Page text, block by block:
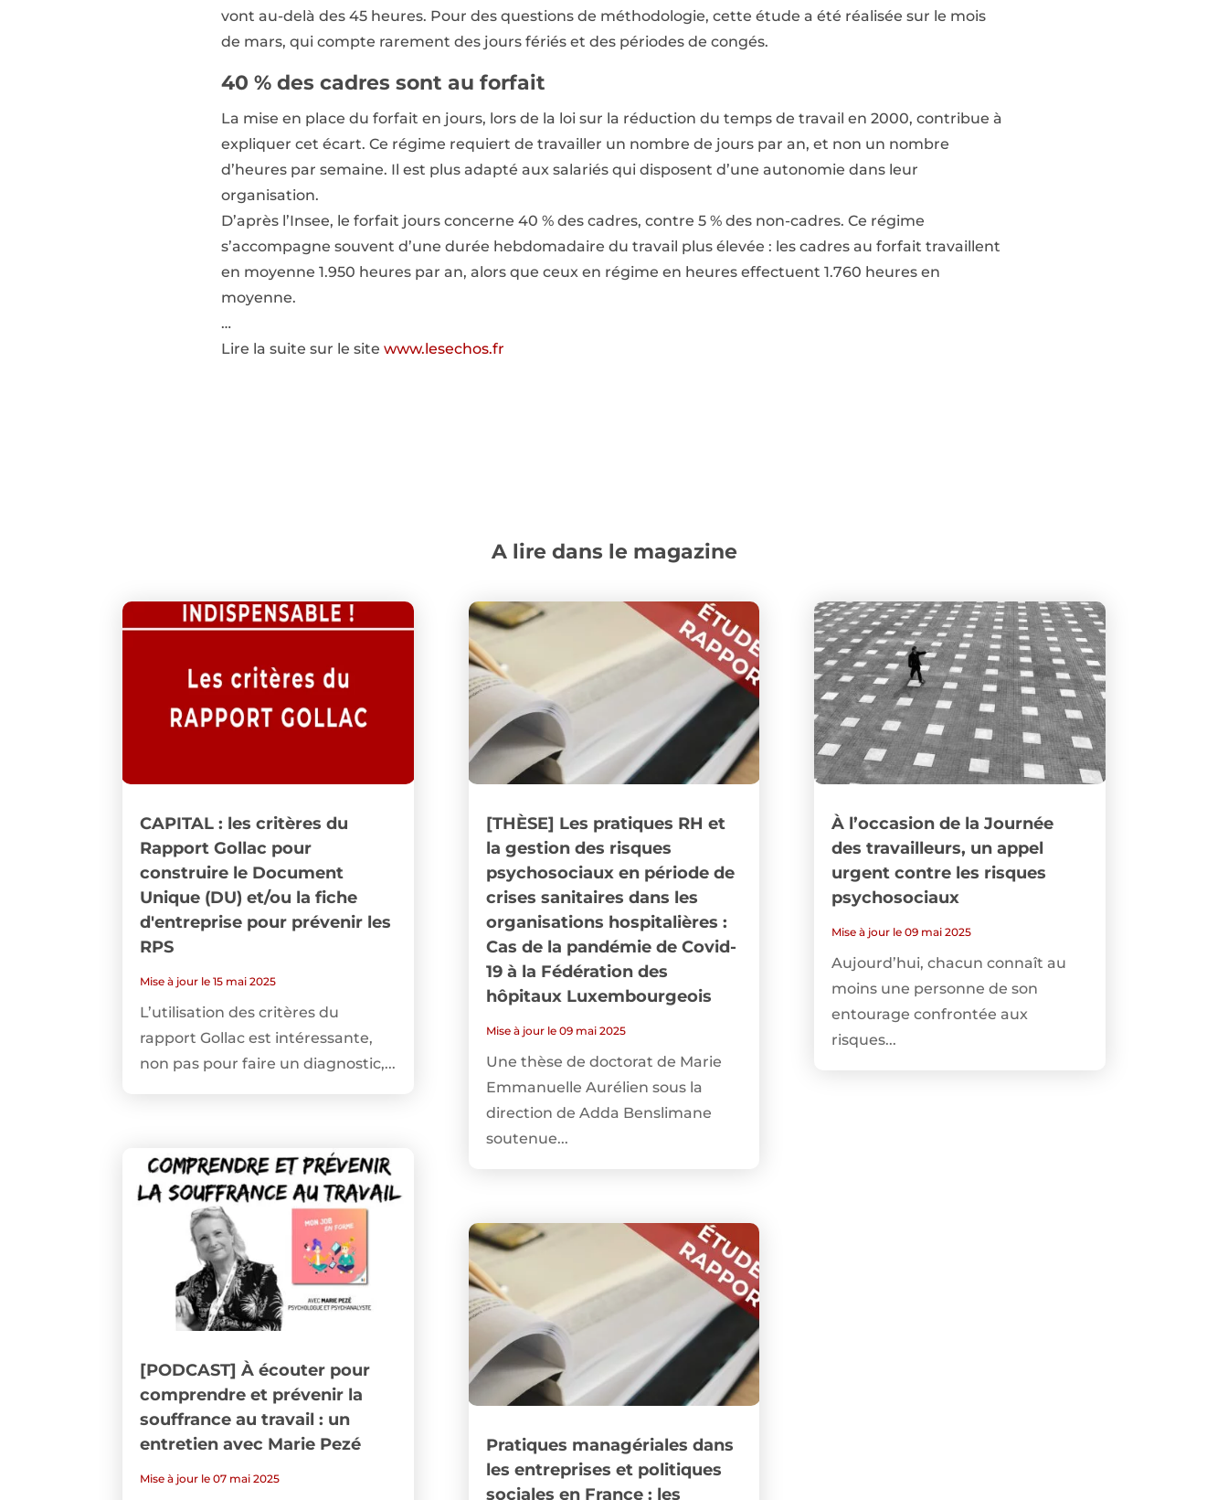
vont au-delà des 45 heures. Pour des questions de méthodologie, cette étude a été réalisée sur le mois
de mars, qui compte rarement des jours fériés et des périodes de congés.
40 % des cadres sont au forfait
La mise en place du forfait en jours, lors de la loi sur la réduction du temps de travail en 2000, contribue à
expliquer cet écart. Ce régime requiert de travailler un nombre de jours par an, et non un nombre
d’heures par semaine. Il est plus adapté aux salariés qui disposent d’une autonomie dans leur
organisation.
D’après l’Insee, le forfait jours concerne 40 % des cadres, contre 5 % des non-cadres. Ce régime
s’accompagne souvent d’une durée hebdomadaire du travail plus élevée : les cadres au forfait travaillent
en moyenne 1.950 heures par an, alors que ceux en régime en heures effectuent 1.760 heures en
moyenne.
…
Lire la suite sur le site www.lesechos.fr
A lire dans le magazine
CAPITAL : les critères du
Rapport Gollac pour
construire le Document
Unique (DU) et/ou la fiche
d'entreprise pour prévenir les
RPS
Mise à jour le 15 mai 2025
L’utilisation des critères du
rapport Gollac est intéressante,
non pas pour faire un diagnostic,...
[PODCAST] À écouter pour
comprendre et prévenir la
souffrance au travail : un
entretien avec Marie Pezé
Mise à jour le 07 mai 2025
[THÈSE] Les pratiques RH et
la gestion des risques
psychosociaux en période de
crises sanitaires dans les
organisations hospitalières :
Cas de la pandémie de Covid-
19 à la Fédération des
hôpitaux Luxembourgeois
Mise à jour le 09 mai 2025
Une thèse de doctorat de Marie
Emmanuelle Aurélien sous la
direction de Adda Benslimane
soutenue...
Pratiques managériales dans
les entreprises et politiques
sociales en France : les
À l’occasion de la Journée
des travailleurs, un appel
urgent contre les risques
psychosociaux
Mise à jour le 09 mai 2025
Aujourd’hui, chacun connaît au
moins une personne de son
entourage confrontée aux
risques...